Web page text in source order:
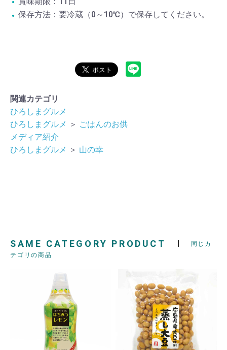
保存方法：要冷蔵（0～10℃）で保存してください。
関連カテゴリ
ひろしまグルメ
ひろしまグルメ ＞ ごはんのお供
メディア紹介
ひろしまグルメ ＞ 山の幸
SAME CATEGORY PRODUCT
同じカ
テゴリの商品